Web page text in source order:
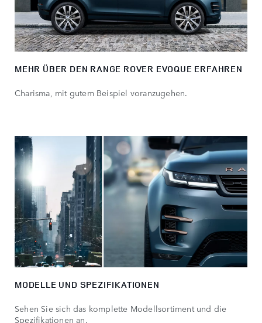
MEHR ÜBER DEN RANGE ROVER EVOQUE ERFAHREN
Charisma, mit gutem Beispiel voranzugehen.
MODELLE UND SPEZIFIKATIONEN
Sehen Sie sich das komplette Modellsortiment und die
Spezifikationen an.